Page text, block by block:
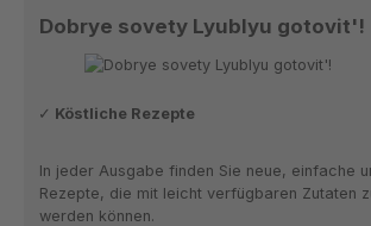
Dobrye sovety Lyublyu gotovit'!
Köstliche Rezepte
In jeder Ausgabe finden Sie neue, einfache
Rezepte, die mit leicht verfügbaren Zutaten
werden können.